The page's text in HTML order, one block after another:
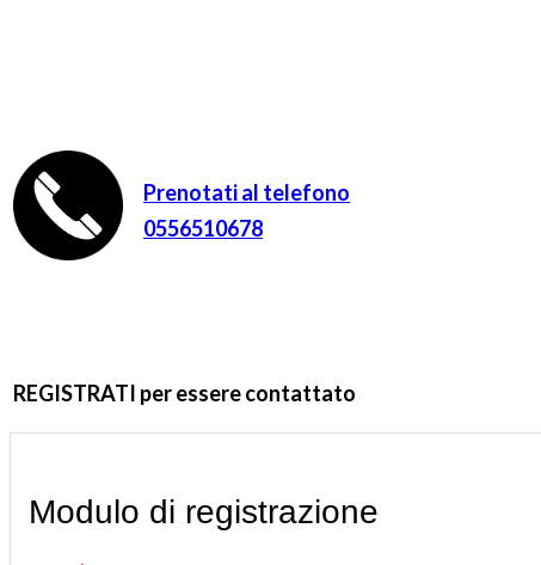
Prenotati al telefono
0556510678
REGISTRATI per essere contattato
Modulo di registrazione